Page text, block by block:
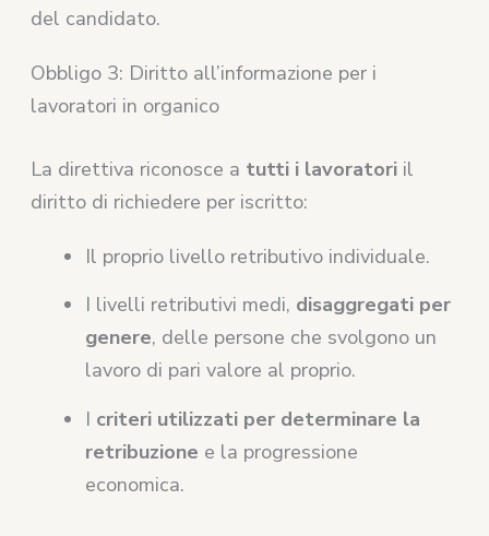
del candidato.
Obbligo 3: Diritto all’informazione per i
lavoratori in organico
La direttiva riconosce a tutti i lavoratori il
diritto di richiedere per iscritto:
Il proprio livello retributivo individuale.
I livelli retributivi medi, disaggregati per
genere, delle persone che svolgono un
lavoro di pari valore al proprio.
I criteri utilizzati per determinare la
retribuzione e la progressione
economica.